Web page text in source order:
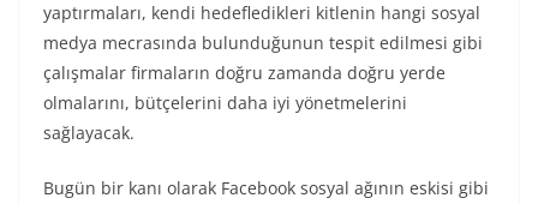
yaptırmaları, kendi hedefledikleri kitlenin hangi sosyal
medya mecrasında bulunduğunun tespit edilmesi gibi
çalışmalar firmaların doğru zamanda doğru yerde
olmalarını, bütçelerini daha iyi yönetmelerini
sağlayacak.
Bugün bir kanı olarak Facebook sosyal ağının eskisi gibi